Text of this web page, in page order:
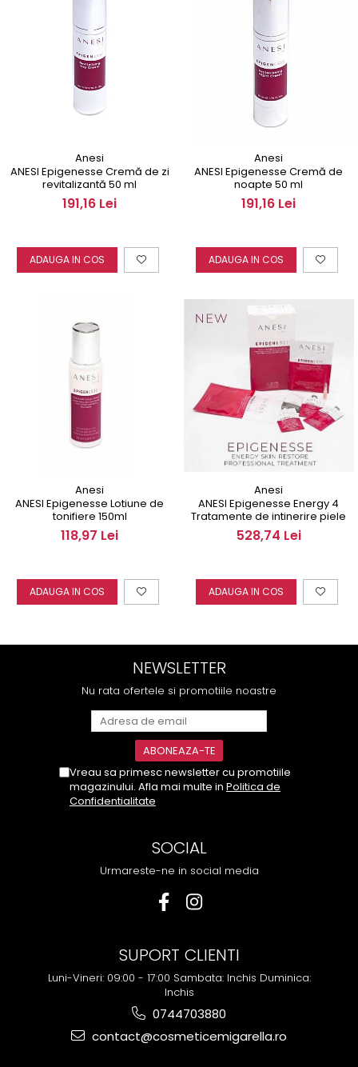
Anesi
ANESI Epigenesse Cremă de zi
revitalizantă 50 ml
191,16 Lei
ADAUGA IN COS
Anesi
ANESI Epigenesse Cremă de
noapte 50 ml
191,16 Lei
ADAUGA IN COS
Anesi
ANESI Epigenesse Lotiune de
tonifiere 150ml
118,97 Lei
ADAUGA IN COS
Anesi
ANESI Epigenesse Energy 4
Tratamente de intinerire piele
528,74 Lei
ADAUGA IN COS
NEWSLETTER
Nu rata ofertele si promotiile noastre
Vreau sa primesc newsletter cu promotiile
magazinului. Afla mai multe in Politica de
Confidentialitate
SOCIAL
Urmareste-ne in social media
SUPORT CLIENTI
Luni-Vineri: 09:00 - 17:00 Sambata: Inchis Duminica:
Inchis
0744703880
contact@cosmeticemigarella.ro